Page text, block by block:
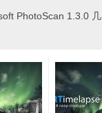
PhotoScan 1.3.0 几